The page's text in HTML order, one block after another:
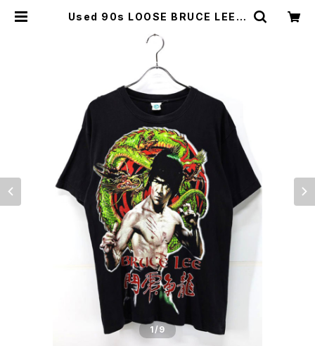
Used 90s LOOSE BRUCE LEE B
t Size L 相当 古着 | ear vintage
&culture store
1/9